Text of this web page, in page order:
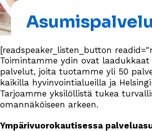
[readspeaker_listen_button
Toimintamme ydin ovat laadukkaat
palvelut, joita tuotamme yli 50
kaikilla hyvinvointialueilla ja
Tarjoamme yksilöllistä tukea
omannäköiseen arkeen.
Ympärivuorokautisessa